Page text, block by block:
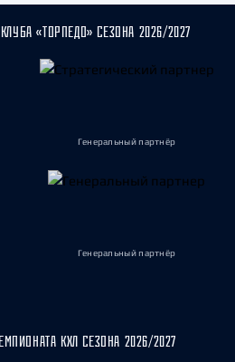
«ТОРПЕДО» СЕЗОНА 2026/2027
Генеральный партнёр
Генеральный партнёр
КХЛ СЕЗОНА 2026/2027